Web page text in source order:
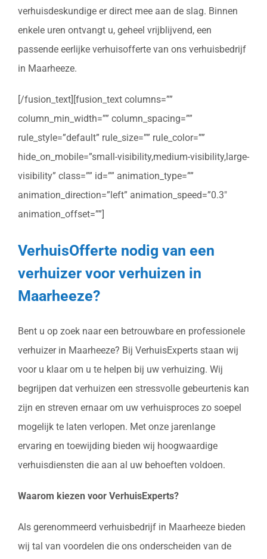
verhuisdeskundige er direct mee aan de slag. Binnen
enkele uren ontvangt u, geheel vrijblijvend, een
passende eerlijke verhuisofferte van ons verhuisbedrijf
in Maarheeze.
[/fusion_text][fusion_text columns=””
column_min_width=”” column_spacing=””
rule_style=”default” rule_size=”” rule_color=””
hide_on_mobile=”small-visibility,medium-visibility,large-
visibility” class=”” id=”” animation_type=””
animation_direction=”left” animation_speed=”0.3″
animation_offset=””]
VerhuisOfferte nodig van een
verhuizer voor verhuizen in
Maarheeze?
Bent u op zoek naar een betrouwbare en professionele
verhuizer in Maarheeze? Bij VerhuisExperts staan wij
voor u klaar om u te helpen bij uw verhuizing. Wij
begrijpen dat verhuizen een stressvolle gebeurtenis kan
zijn en streven ernaar om uw verhuisproces zo soepel
mogelijk te laten verlopen. Met onze jarenlange
ervaring en toewijding bieden wij hoogwaardige
verhuisdiensten die aan al uw behoeften voldoen.
Waarom kiezen voor VerhuisExperts?
Als gerenommeerd verhuisbedrijf in Maarheeze bieden
wij tal van voordelen die ons onderscheiden van de